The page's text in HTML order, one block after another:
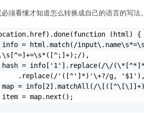
须看懂才知道怎么转换成自己的语言的写法。
(html) {
),